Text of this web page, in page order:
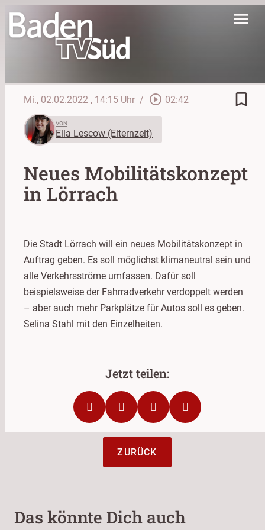
menu
Mi., 02.02.2022 , 14:15 Uhr / play_circle_outline 02:42 bookmark_border
VON
Ella Lescow (Elternzeit)
Neues Mobilitätskonzept
in Lörrach
Die Stadt Lörrach will ein neues Mobilitätskonzept in
Auftrag geben. Es soll möglichst klimaneutral sein und
alle Verkehrsströme umfassen. Dafür soll
beispielsweise der Fahrradverkehr verdoppelt werden
– aber auch mehr Parkplätze für Autos soll es geben.
Selina Stahl mit den Einzelheiten.
ZURÜCK
Das könnte Dich auch